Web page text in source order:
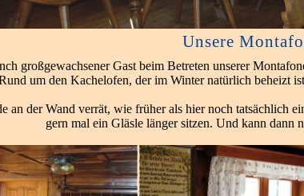
Unsere
großgewachsener Gast beim Betreten unserer
um den Kachelofen, der im Winter natürlich beheizt
an der Wand verrät, wie früher als hier noch tatsächlich
gern mal ein Gläsle länger sitzen. Und kann dann